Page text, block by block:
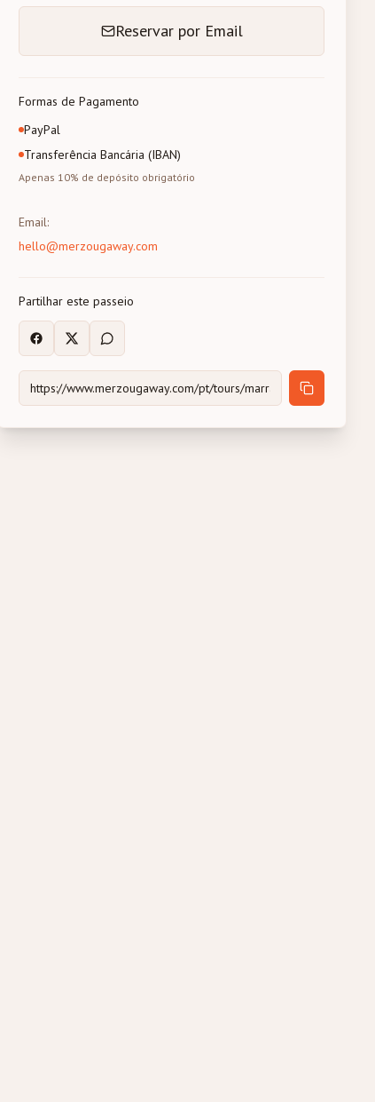
Reservar por Email
Formas de Pagamento
PayPal
Transferência Bancária (IBAN)
Apenas 10% de depósito obrigatório
Email:
hello@merzougaway.com
Partilhar este passeio